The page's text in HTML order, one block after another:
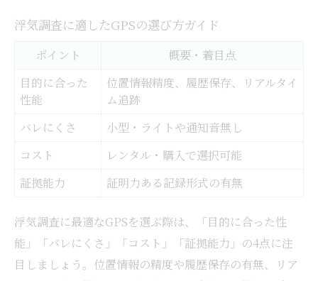
浮気調査に適したGPSの選び方ガイド
ポイント
概要・着目点
目的に合った
性能
位置情報精度、履歴保存、リアルタイ
ム追跡
バレにくさ
小型・ライトや通知音無し
コスト
レンタル・購入で選択可能
証拠能力
証明力ある記録形式の有無
浮気調査に最適なGPSを選ぶ際は、「目的に合った性
能」「バレにくさ」「コスト」「証拠能力」の4点に注
目しましょう。位置情報の精度や履歴保存の有無、リア